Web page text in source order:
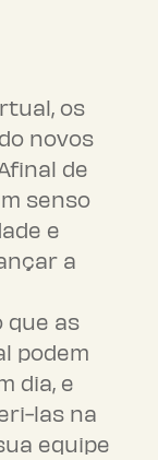
os
novos
de
senso
e
a
que as
podem
dia, e
las na
equipe